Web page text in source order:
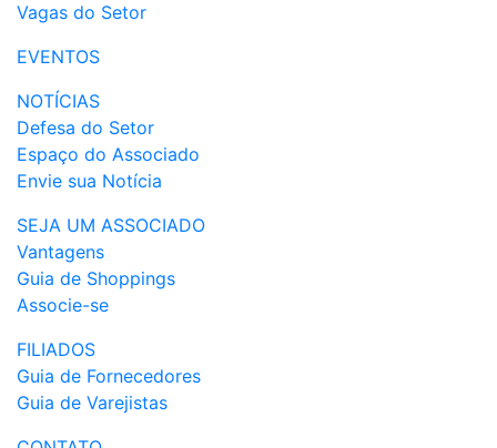
Vagas do Setor
EVENTOS
NOTÍCIAS
Defesa do Setor
Espaço do Associado
Envie sua Notícia
SEJA UM ASSOCIADO
Vantagens
Guia de Shoppings
Associe-se
FILIADOS
Guia de Fornecedores
Guia de Varejistas